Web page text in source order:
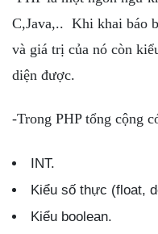
C,Java,.. Khi khai báo
và giá trị của nó còn
diện được.
-Trong PHP tổng cộng
INT.
Kiểu số thực (float,
Kiểu boolean.